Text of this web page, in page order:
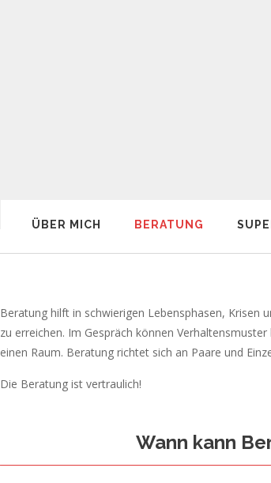
ÜBER MICH BERATUNG
Beratung hilft in schwierigen Lebensphasen, Krisen
zu erreichen. Im Gespräch können
einen Raum. Beratung richtet sich an Paare und
Die Beratung ist vertraulich!
Wann kann